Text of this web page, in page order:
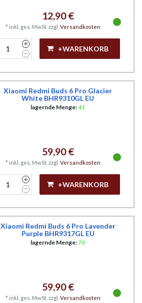
12,90 €
* inkl. ges. MwSt. zzgl. Versandkosten
+WARENKORB
Xiaomi Redmi Buds 6 Pro Glacier
White BHR9310GL EU
lagernde Menge:41
59,90 €
* inkl. ges. MwSt. zzgl. Versandkosten
+WARENKORB
Xiaomi Redmi Buds 6 Pro Lavender
Purple BHR9317GL EU
lagernde Menge:70
59,90 €
* inkl. ges. MwSt. zzgl. Versandkosten